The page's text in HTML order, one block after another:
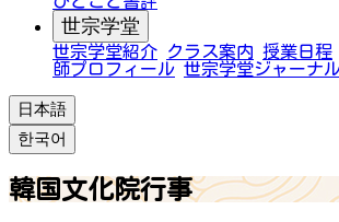
世宗学堂
世宗学堂紹介 クラス案内 授業日程
師プロフィール 世宗学堂ジャーナ
日本語
한국어
韓国文化院行事